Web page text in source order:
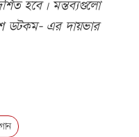
হবে। মন্তব্যগুলো
ডটকম- এর দায়ভার